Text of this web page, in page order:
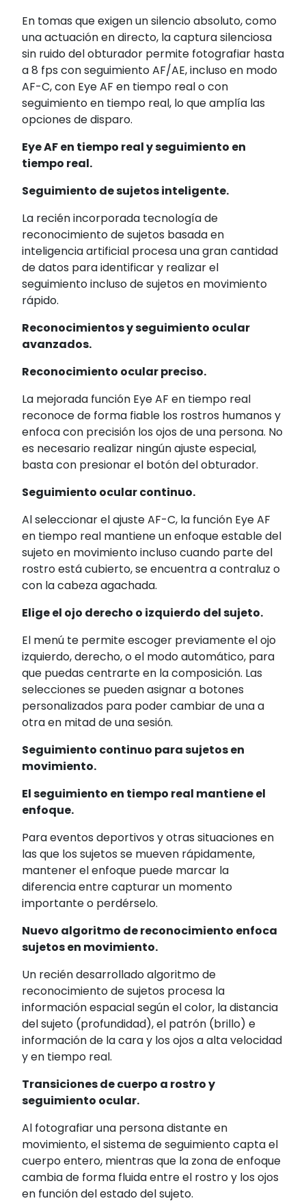
En tomas que exigen un silencio absoluto, como
una actuación en directo, la captura silenciosa
sin ruido del obturador permite fotografiar hasta
a 8 fps con seguimiento AF/AE, incluso en modo
AF-C, con Eye AF en tiempo real o con
seguimiento en tiempo real, lo que amplía las
opciones de disparo.
Eye AF en tiempo real y seguimiento en
tiempo real.
Seguimiento de sujetos inteligente.
La recién incorporada tecnología de
reconocimiento de sujetos basada en
inteligencia artificial procesa una gran cantidad
de datos para identificar y realizar el
seguimiento incluso de sujetos en movimiento
rápido.
Reconocimientos y seguimiento ocular
avanzados.
Reconocimiento ocular preciso.
La mejorada función Eye AF en tiempo real
reconoce de forma fiable los rostros humanos y
enfoca con precisión los ojos de una persona. No
es necesario realizar ningún ajuste especial,
basta con presionar el botón del obturador.
Seguimiento ocular continuo.
Al seleccionar el ajuste AF-C, la función Eye AF
en tiempo real mantiene un enfoque estable del
sujeto en movimiento incluso cuando parte del
rostro está cubierto, se encuentra a contraluz o
con la cabeza agachada.
Elige el ojo derecho o izquierdo del sujeto.
El menú te permite escoger previamente el ojo
izquierdo, derecho, o el modo automático, para
que puedas centrarte en la composición. Las
selecciones se pueden asignar a botones
personalizados para poder cambiar de una a
otra en mitad de una sesión.
Seguimiento continuo para sujetos en
movimiento.
El seguimiento en tiempo real mantiene el
enfoque.
Para eventos deportivos y otras situaciones en
las que los sujetos se mueven rápidamente,
mantener el enfoque puede marcar la
diferencia entre capturar un momento
importante o perdérselo.
Nuevo algoritmo de reconocimiento enfoca
sujetos en movimiento.
Un recién desarrollado algoritmo de
reconocimiento de sujetos procesa la
información espacial según el color, la distancia
del sujeto (profundidad), el patrón (brillo) e
información de la cara y los ojos a alta velocidad
y en tiempo real.
Transiciones de cuerpo a rostro y
seguimiento ocular.
Al fotografiar una persona distante en
movimiento, el sistema de seguimiento capta el
cuerpo entero, mientras que la zona de enfoque
cambia de forma fluida entre el rostro y los ojos
en función del estado del sujeto.